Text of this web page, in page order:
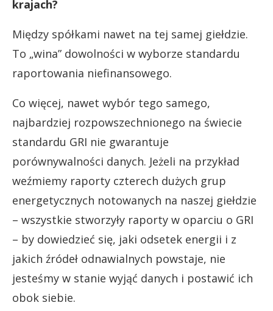
krajach?
Między spółkami nawet na tej samej giełdzie.
To „wina” dowolności w wyborze standardu
raportowania niefinansowego.
Co więcej, nawet wybór tego samego,
najbardziej rozpowszechnionego na świecie
standardu GRI nie gwarantuje
porównywalności danych. Jeżeli na przykład
weźmiemy raporty czterech dużych grup
energetycznych notowanych na naszej giełdzie
– wszystkie stworzyły raporty w oparciu o GRI
– by dowiedzieć się, jaki odsetek energii i z
jakich źródeł odnawialnych powstaje, nie
jesteśmy w stanie wyjąć danych i postawić ich
obok siebie.